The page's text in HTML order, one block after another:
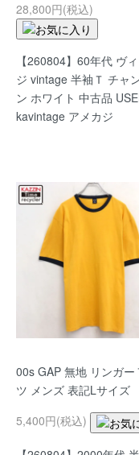
28,800円(税込)
【260804】60年代 ヴ
ジ vintage 半袖Ｔ チャ
ン ホワイト 中古品
kavintage アメカジ
00s GAP 無地 リンガー
ツ メンズ 表記Lサイズ
5,400円(税込)